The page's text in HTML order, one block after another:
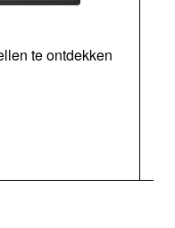
te ontdekken